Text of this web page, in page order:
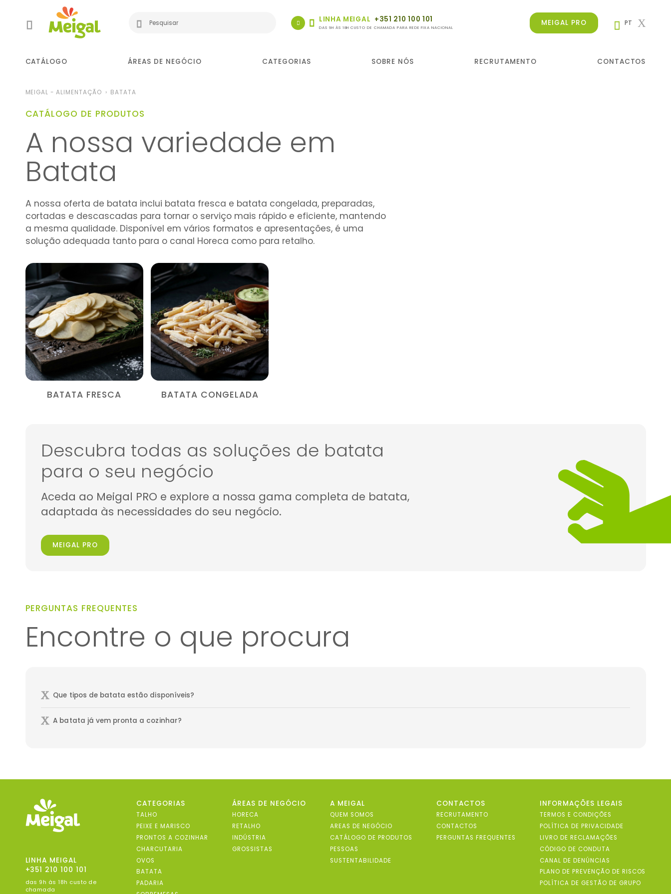
LINHA MEIGAL +351 210 100 101
DAS 9H ÀS 18H CUSTO DE CHAMADA PARA REDE FIXA NACIONAL
MEIGAL PRO PT
CATÁLOGO ÁREAS DE NEGÓCIO CATEGORIAS SOBRE NÓS RECRUTAMENTO CONTACTOS
MEIGAL - ALIMENTAÇÃO BATATA
CATÁLOGO DE PRODUTOS
A nossa variedade em
Batata
A nossa oferta de batata inclui batata fresca e batata congelada, preparadas,
cortadas e descascadas para tornar o serviço mais rápido e eficiente, mantendo
a mesma qualidade. Disponível em vários formatos e apresentações, é uma
solução adequada tanto para o canal Horeca como para retalho.
BATATA FRESCA BATATA CONGELADA
Descubra todas as soluções de batata
para o seu negócio
Aceda ao Meigal PRO e explore a nossa gama completa de batata,
adaptada às necessidades do seu negócio.
MEIGAL PRO
PERGUNTAS FREQUENTES
Encontre o que procura
Que tipos de batata estão disponíveis?
A batata já vem pronta a cozinhar?
LINHA MEIGAL
+351 210 100 101
das 9h às 18h custo de
chamada
CATEGORIAS
TALHO
PEIXE E MARISCO
PRONTOS A COZINHAR
CHARCUTARIA
OVOS
BATATA
PADARIA
ÁREAS DE NEGÓCIO
HORECA
RETALHO
INDÚSTRIA
GROSSISTAS
A MEIGAL
QUEM SOMOS
AREAS DE NEGÓCIO
CATÁLOGO DE PRODUTOS
PESSOAS
SUSTENTABILIDADE
CONTACTOS
RECRUTAMENTO
CONTACTOS
PERGUNTAS FREQUENTES
INFORMAÇÕES LEGAIS
TERMOS E CONDIÇÕES
POLÍTICA DE PRIVACIDADE
LIVRO DE RECLAMAÇÕES
CÓDIGO DE CONDUTA
CANAL DE DENÚNCIAS
PLANO DE PREVENÇÃO DE RISCOS
POLÍTICA DE GESTÃO DE GRUPO